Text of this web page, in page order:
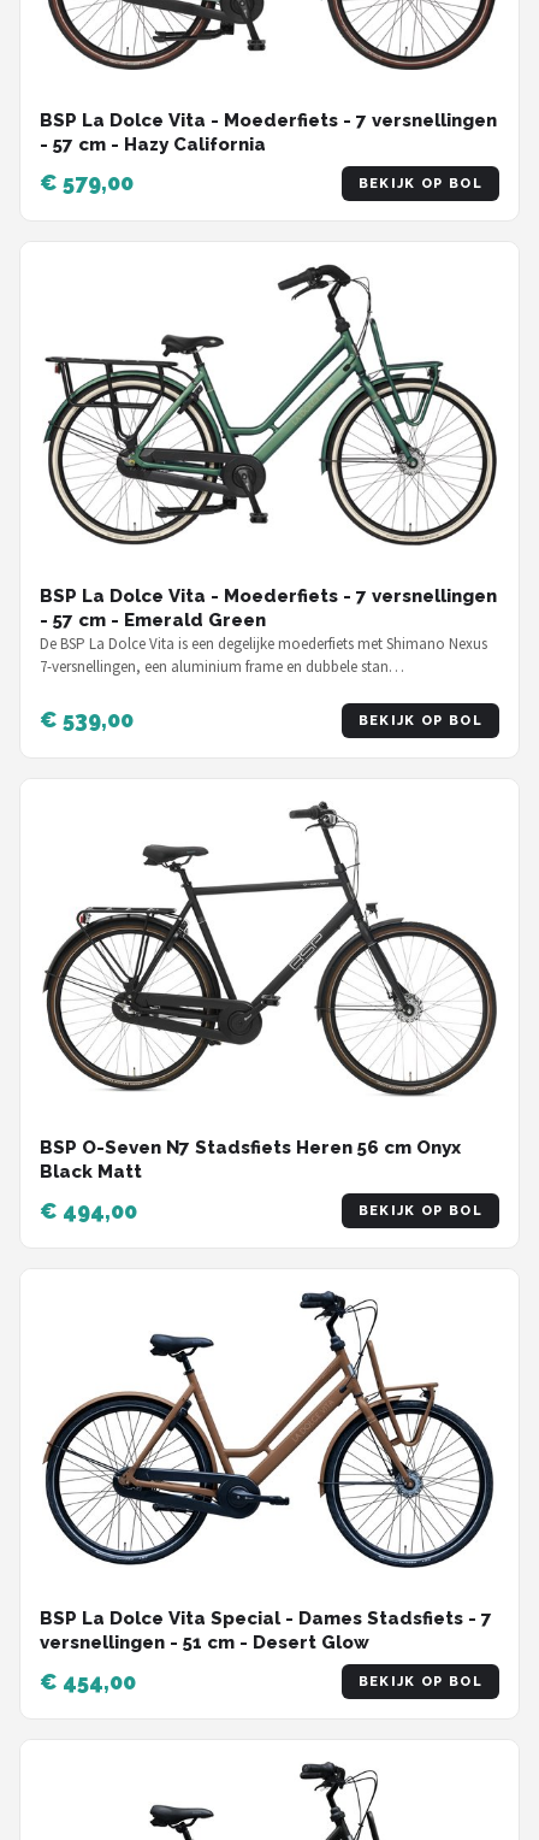
BSP La Dolce Vita - Moederfiets - 7 versnellingen
- 57 cm - Hazy California
€ 579,00 BEKIJK OP BOL
BSP La Dolce Vita - Moederfiets - 7 versnellingen
- 57 cm - Emerald Green
De BSP La Dolce Vita is een degelijke moederfiets met Shimano Nexus
7-versnellingen, een aluminium frame en dubbele stan…
€ 539,00 BEKIJK OP BOL
BSP O-Seven N7 Stadsfiets Heren 56 cm Onyx
Black Matt
€ 494,00 BEKIJK OP BOL
BSP La Dolce Vita Special - Dames Stadsfiets - 7
versnellingen - 51 cm - Desert Glow
€ 454,00 BEKIJK OP BOL